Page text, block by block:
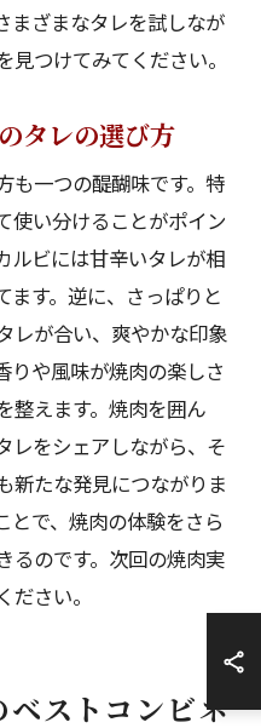
まざまなタレを試しなが
つけてみてください。
タレの選び方
も一つの醍醐味です。特
使い分けることがポイン
ルビには甘辛いタレが相
ます。逆に、さっぱりと
レが合い、爽やかな印象
りや風味が焼肉の楽しさ
整えます。焼肉を囲ん
レをシェアしながら、そ
新たな発見につながりま
とで、焼肉の体験をさら
るのです。次回の焼肉実
さい。
ストコンビネ